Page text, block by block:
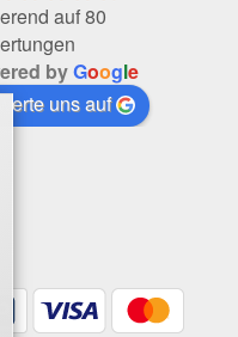
auf 80
byGoogle
uns auf